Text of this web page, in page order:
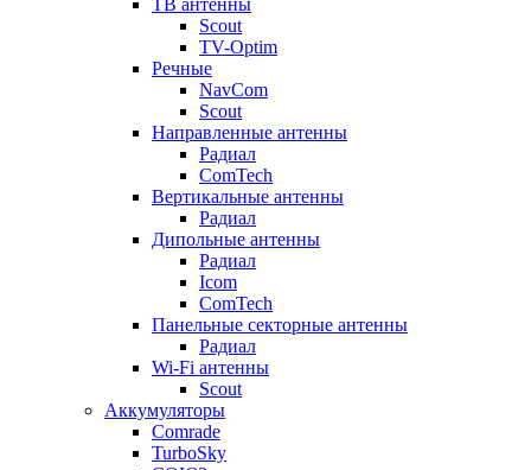
ТВ антенны
Scout
TV-Optim
Речные
NavCom
Scout
Направленные антенны
Радиал
ComTech
Вертикальные антенны
Радиал
Дипольные антенны
Радиал
Icom
ComTech
Панельные секторные антенны
Радиал
Wi-Fi антенны
Scout
Аккумуляторы
Comrade
TurboSky